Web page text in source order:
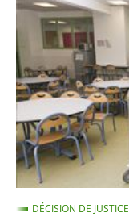
menus
de
substitution
dans
les
cantines
scolaires,
qui
ne
DÉCISION DE JUSTICE